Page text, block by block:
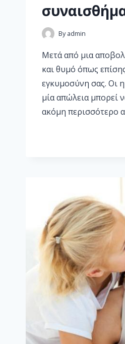
By admin
Μετά από μια
και θυμό όπως
εγκυμοσύνη σας. Οι
μία απώλεια μπορεί
ακόμη περισσότερο